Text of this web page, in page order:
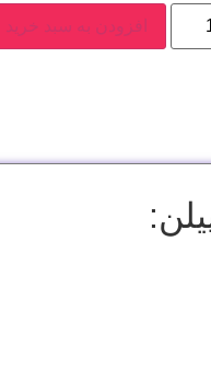
افزودن به سبد خرید